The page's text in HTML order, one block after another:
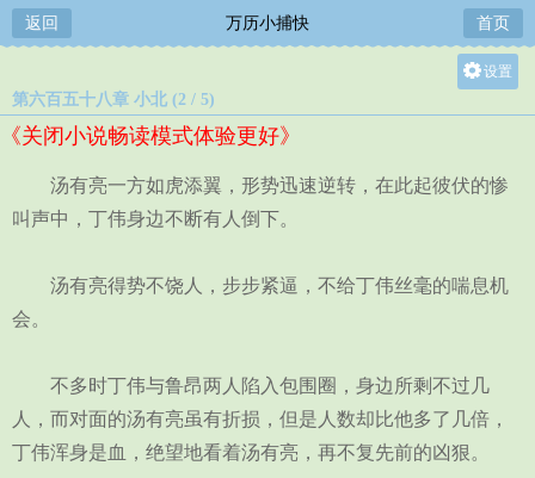
返回 万历小捕快 首页
设置
中
第六百五十八章 小北 (2 / 5)
《关闭小说畅读模式体验更好》
汤有亮一方如虎添翼，形势迅速逆转，在此起彼伏的惨
叫声中，丁伟身边不断有人倒下。
汤有亮得势不饶人，步步紧逼，不给丁伟丝毫的喘息机
会。
不多时丁伟与鲁昂两人陷入包围圈，身边所剩不过几
人，而对面的汤有亮虽有折损，但是人数却比他多了几倍，
丁伟浑身是血，绝望地看着汤有亮，再不复先前的凶狠。